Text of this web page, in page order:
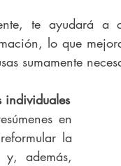
te ayudará
lo que
sumamente
individuales
en
la
y, además,